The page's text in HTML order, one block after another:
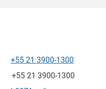
Telefono
+55 21 3900-1300
Fax
+55 21 3900-1300